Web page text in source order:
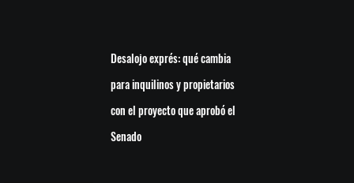
Desalojo exprés: qué cambia
para inquilinos y propietarios
con el proyecto que aprobó el
Senado